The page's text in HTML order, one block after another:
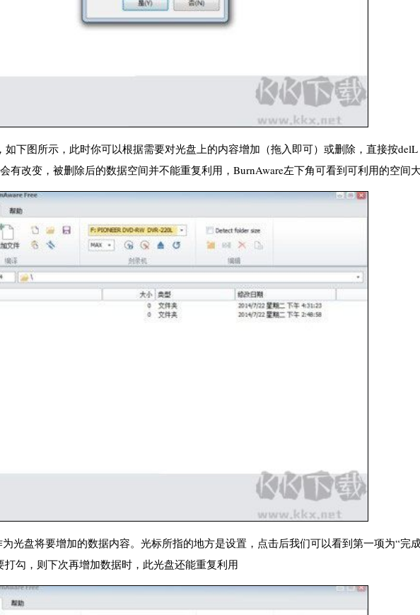
下图所示，此时你可以根据需要对光盘上的内容增加（拖入即可）或删除，直接按
有改变，被删除后的数据空间并不能重复利用，BurnAware左下角可看到可利用的空间
光盘将要增加的数据内容。光标所指的地方是设置，点击后我们可以看到第一项为“完
打勾，则下次再增加数据时，此光盘还能重复利用